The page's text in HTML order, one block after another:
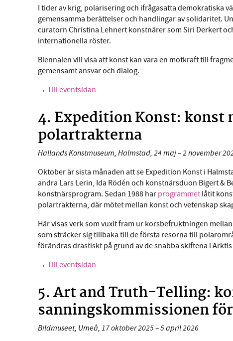
I tider av krig, polarisering och ifrågasatta demokratiska
gemensamma berättelser och handlingar av solidaritet.
curatorn Christina Lehnert konstnärer som Siri Derkert
internationella röster.
Biennalen vill visa att konst kan vara en motkraft till
gemensamt ansvar och dialog.
→ Till eventsidan
4. Expedition Konst:
polartrakterna
Hallands Konstmuseum, Halmstad, 24 maj – 2 november
Oktober är sista månaden att se Expedition Konst i
andra Lars Lerin, Ida Rödén och konstnärsduon Bigert &
konstnärsprogram. Sedan 1988 har programmet låtit
polartrakterna, där mötet mellan konst och vetenskap
Här visas verk som vuxit fram ur korsbefruktningen
som sträcker sig tillbaka till de första resorna till
förändras drastiskt på grund av de snabba skiftena i
→ Till eventsidan
5. Art and Truth-Telling:
sanningskommissionen
Bildmuseet, Umeå, 17 oktober 2025 – 5 april 2026